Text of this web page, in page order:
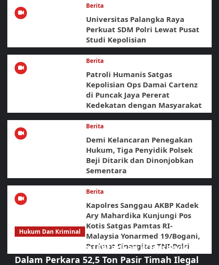
Berita
Universitas Palangka Raya
Perkuat SDM Polri Lewat Pusat
Studi Kepolisian
Berita
Patroli Humanis Satgas
Kepolisian Ops Damai Cartenz
di Puncak Jaya Pererat
Kedekatan dengan Masyarakat
Berita
Demi Kelancaran Penegakan
Hukum, Tiga Penyidik Polsek
Beji Ditarik dan Dinonjobkan
Sementara
Berita
Kapolres Sanggau AKBP Kadek
Ary Mahardika Kunjungi Pos
Kotis Satgas Pamtas RI-
Malaysia Yonarmed 19/Bogani,
Perkuat Sinergitas TNI-Polri
Hukum Dan Kriminal
Polda Babel Resmi Tetapkan 4 Tersangka
Dalam Perkara 52,5 Ton Pasir Timah Ilegal